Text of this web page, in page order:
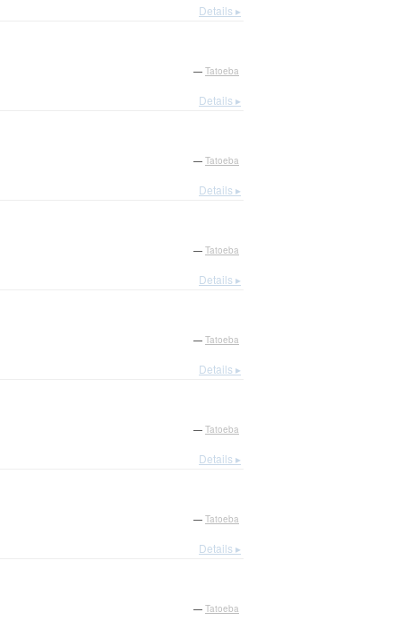
Details ▸
— Tatoeba
Details ▸
— Tatoeba
Details ▸
— Tatoeba
Details ▸
— Tatoeba
Details ▸
— Tatoeba
Details ▸
— Tatoeba
Details ▸
— Tatoeba